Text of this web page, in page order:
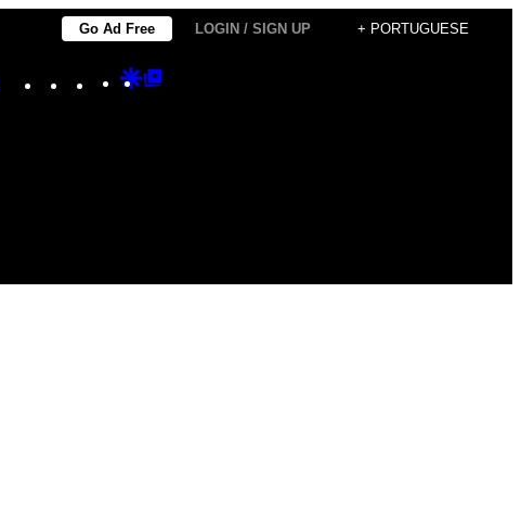
Go Ad Free LOGIN / SIGN UP + PORTUGUESE
Instagram
TikTokYouTube
Google